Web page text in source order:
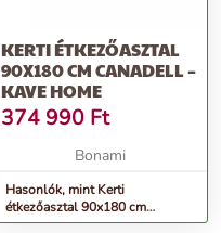
KERTI ÉTKEZŐASZTAL
90X180 CM CANADELL –
KAVE HOME
374 990 Ft
Bonami
Hasonlók, mint Kerti
étkezőasztal 90x180 cm
Canadell – Kave Home